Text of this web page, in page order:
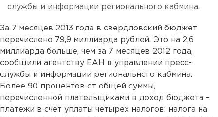
службы и информации регионального кабмина.
За 7 месяцев 2013 года в свердловский бюджет
перечислено 79,9 миллиарда рублей. Это на 2,6
миллиарда больше, чем за 7 месяцев 2012 года,
сообщили агентству ЕАН в управлении пресс-
службы и информации регионального кабмина.
Более 90 процентов от общей суммы,
перечисленной плательщиками в доход бюджета –
платежи в счет уплаты четырех налогов: налога на